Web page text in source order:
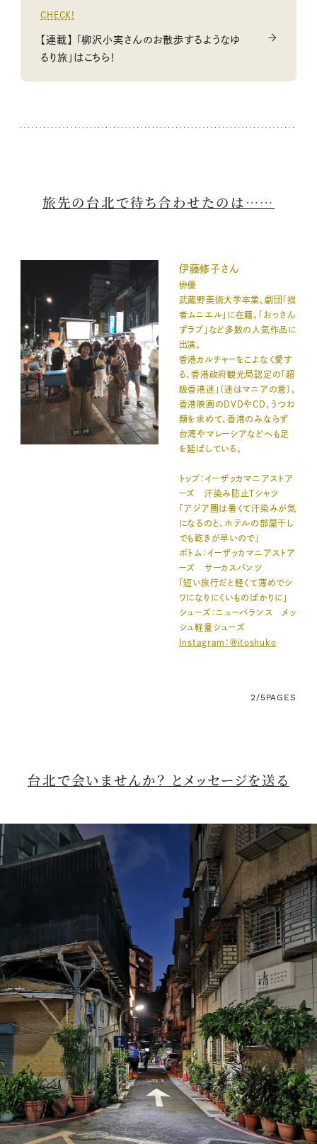
CHECK!
【連載】 「柳沢小実さんのお散歩するようなゆ
るり旅」はこちら！
旅先の台北で待ち合わせたのは……
伊藤修子さん
俳優
武蔵野美術大学卒業、劇団「拙
者ムニエル」に在籍。「おっさん
ずラブ」など多数の人気作品に
出演。
香港カルチャーをこよなく愛す
る、香港政府観光局認定の「超
級香港迷」（迷はマニアの意）。
香港映画のDVDやCD、うつわ
類を求めて、香港のみならず
台湾やマレーシアなどへも足
を延ばしている。
トップ：イーザッカマニアストア
ーズ 汗染み防止Tシャツ
「アジア圏は暑くて汗染みが気
になるのと、ホテルの部屋干し
でも乾きが早いので」
ボトム：イーザッカマニアストア
ーズ サーカスパンツ
「短い旅行だと軽くて薄めでシ
ワになりにくいものばかりに」
シューズ：ニューバランス メッ
シュ軽量シューズ
Instagram：@itoshuko
2/5PAGES
台北で会いませんか？ とメッセージを送る